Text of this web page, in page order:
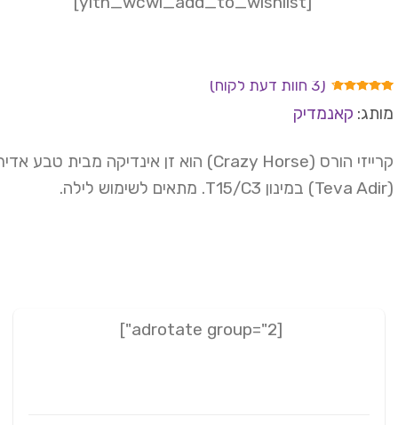
מתוך
(
3חוות דעת לקוח)
קאנמדיק
קרייזי הורס (Crazy Horse) הוא זן אינדיקה מבית טבע אדיר